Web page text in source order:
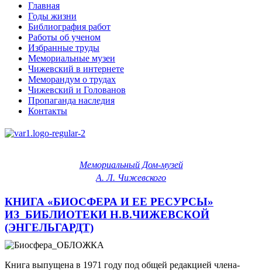
Главная
Годы жизни
Библиография работ
Работы об ученом
Избранные труды
Мемориальные музеи
Чижевский в интернете
Меморандум о трудах
Чижевский и Голованов
Пропаганда наследия
Контакты
Мемориальный Дом-музей
А. Л. Чижевского
КНИГА «БИОСФЕРА И ЕЕ РЕСУРСЫ»
ИЗ_БИБЛИОТЕКИ Н.В.ЧИЖЕВСКОЙ
(ЭНГЕЛЬГАРДТ)
Книга выпущена в 1971 году под общей редакцией члена-